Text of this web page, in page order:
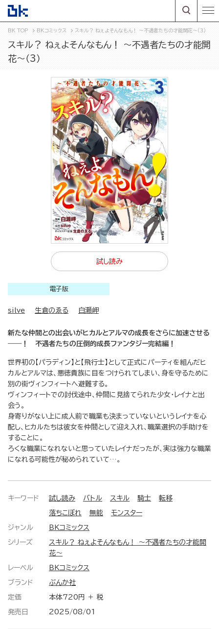
BK TOP BKコミックス スキル？ ねぇよそんなもん！ ～不遇者たちの才能開花～（3）
スキル？ ねぇよそんなもん！ ～不遇者たちの才能開
花～（3）
試し読み
電子版
silve 生倉のゑる 白瀬岬
新たな仲間との出会いがヒカルとアルマの成長をさらに加速させる
――！ 不遇者たちの圧倒的成長ファンタジー完結編！
世界初の【パラディン】と【飛行士】として正式にパーティを組んだヒ
カルとアルマは、悪徳貴族に目をつけられてしまい、身を守るために
別の街ヴィンフィートへ避難する。
ヴィンフィートでの討伐途中、仲間に見捨てられた少女・レイナと出
会う。
身寄りがない上に成人前で職業も決まっていないというレイナを心
配し、ヒカルたちは彼女を仲間として迎え入れ、職業選択の手助けを
することに。
ろくな職業になれないと思っていたレイナだったが、実は強力な職業
になれる可能性が秘められていて…。
キーワード 試し読み バトル スキル 騎士 転移
落ちこぼれ 無能 モンスター
ジャンル BKコミックス
シリーズ
スキル？ ねぇよそんなもん！ ～不遇者たちの才能開
花～
レーベル BKコミックス
ブランド ぶんか社
定価 本体720円 ＋ 税
発売日 2025/08/01